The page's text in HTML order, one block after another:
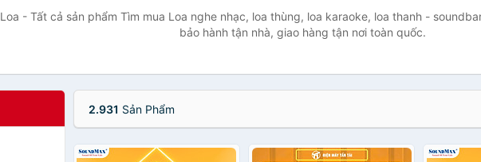
Loa - Tất cả sản phẩm Tìm mua Loa nghe nhạc, loa thùng, loa karaoke, loa thanh -
bảo hành tận nhà, giao hàng tận nơi toàn quốc.
2.931 Sản Phẩm